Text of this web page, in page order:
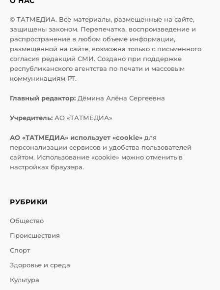
© ТАТМЕДИА. Все материалы, размещенные на сайте,
защищены законом. Перепечатка, воспроизведение и
распространение в любом объеме информации,
размещенной на сайте, возможна только с письменного
согласия редакций СМИ. Создано при поддержке
республиканского агентства по печати и массовым
коммуникациям РТ.
Главный редактор: Дёмина Алёна Сергеевна
Учредитель: АО «ТАТМЕДИА»
АО «ТАТМЕДИА» использует «cookie» для
персонализации сервисов и удобства пользователей
сайтом. Использование «cookie» можно отменить в
настройках браузера.
РУБРИКИ
Общество
Происшествия
Спорт
Здоровье и среда
Культура